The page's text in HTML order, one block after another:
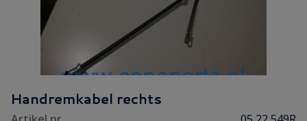
Handremkabel rechts